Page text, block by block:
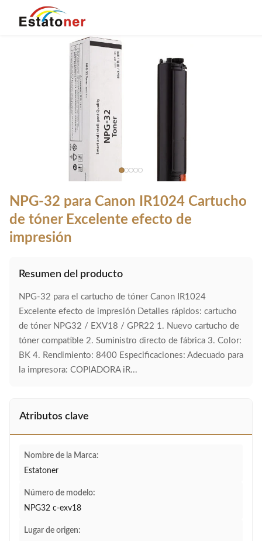
NPG-32 para Canon IR1024 Cartucho
de tóner Excelente efecto de
impresión
Resumen del producto
NPG-32 para el cartucho de tóner Canon IR1024
Excelente efecto de impresión Detalles rápidos: cartucho
de tóner NPG32 / EXV18 / GPR22 1. Nuevo cartucho de
tóner compatible 2. Suministro directo de fábrica 3. Color:
BK 4. Rendimiento: 8400 Especificaciones: Adecuado para
la impresora: COPIADORA iR...
Atributos clave
Nombre de la Marca:
Estatoner
Número de modelo:
NPG32 c-exv18
Lugar de origen: